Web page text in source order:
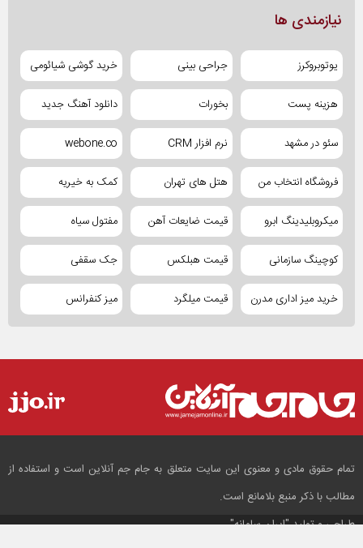
نیازمندی ها
یوتوبروکرز جراحی بینی خرید گوشی شیائومی
هزینه پست بخورات دانلود آهنگ جدید
سئو در مشهد نرم افزار CRM webone.co
فروشگاه انتخاب من هتل های تهران کمک به خیریه
میکروبلیدینگ ابرو قیمت ضایعات آهن مفتول سیاه
کوچینگ سازمانی قیمت هبلکس جک سقفی
خرید میز اداری مدرن قیمت میلگرد میز کنفرانس
تمام حقوق مادی و معنوی این سایت متعلق به جام جم آنلاین است و استفاده از
مطالب با ذکر منبع بلامانع است.
طراحی و تولید"ایران سامانه"